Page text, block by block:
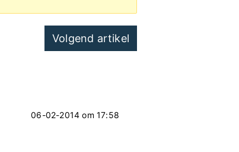
Volgend artikel
06-02-2014 om 17:58